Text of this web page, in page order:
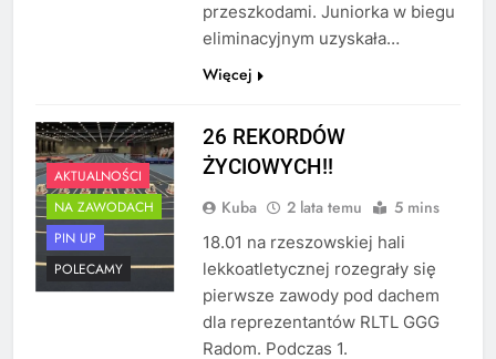
przeszkodami. Juniorka w biegu
eliminacyjnym uzyskała…
Więcej
AKTUALNOŚCI
NA ZAWODACH
PIN UP
POLECAMY
26 REKORDÓW
ŻYCIOWYCH!!
Kuba 2 lata temu 5 mins
18.01 na rzeszowskiej hali
lekkoatletycznej rozegrały się
pierwsze zawody pod dachem
dla reprezentantów RLTL GGG
Radom. Podczas 1.